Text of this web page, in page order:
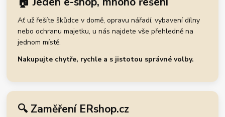
Ať už řešíte škůdce v domě, opravu nářadí, vybavení dílny
nebo ochranu majetku, u nás najdete vše přehledně na
jednom místě.
Nakupujte chytře, rychle a s jistotou správné volby.
🔍 Zaměření ERshop.cz